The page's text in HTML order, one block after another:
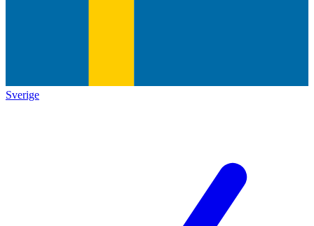
Sverige